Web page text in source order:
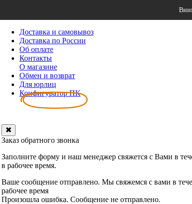
Доставка и самовывоз
Доставка по России
Об оплате
Контакты
О магазине
Обмен и возврат
Для юрлиц
Конфигуратор ПК
✖
Заказ обратного звонка
Заполните форму и наш менеджер свяжется с Вами в
в рабочее время.
Ваше сообщение отправлено. Мы свяжемся с вами в
рабочее время
Произошла ошибка. Сообщение не отправлено.